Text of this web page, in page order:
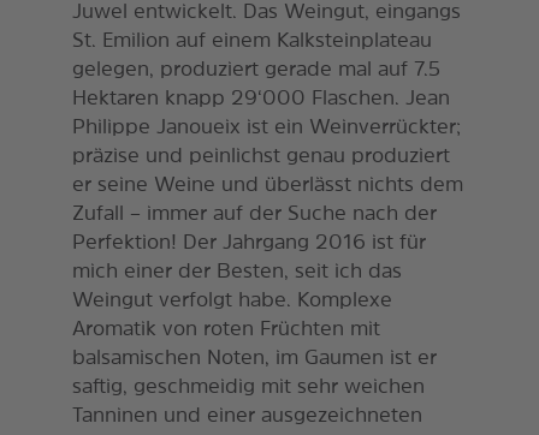
Juwel entwickelt. Das Weingut, eingangs
St. Emilion auf einem Kalksteinplateau
gelegen, produziert gerade mal auf 7.5
Hektaren knapp 29‘000 Flaschen. Jean
Philippe Janoueix ist ein Weinverrückter;
präzise und peinlichst genau produziert
er seine Weine und überlässt nichts dem
Zufall – immer auf der Suche nach der
Perfektion! Der Jahrgang 2016 ist für
mich einer der Besten, seit ich das
Weingut verfolgt habe. Komplexe
Aromatik von roten Früchten mit
balsamischen Noten, im Gaumen ist er
saftig, geschmeidig mit sehr weichen
Tanninen und einer ausgezeichneten